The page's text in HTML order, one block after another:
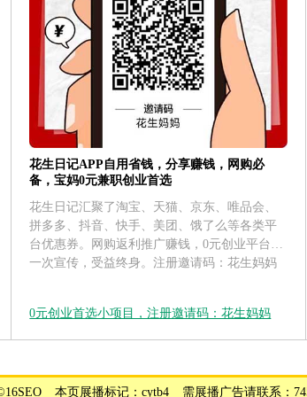
花生日记APP自用省钱，分享赚钱，网购必
备，宝妈0元兼职创业首选
花生日记汇聚了淘宝、天猫、京东、唯品会、
拼多多、抖音、快手、美团、饿了么等各类平
台优惠券。网购返利推广赚钱，0元创业平台，
一次宣传，受益终身。注册邀请码：花生妈妈
0元创业首选小项目，注册邀请码：花生妈妈
_ 本页展播标记：cytb4 _ 需展播广告请联系：